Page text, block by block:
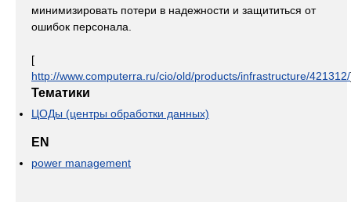
минимизировать потери в надежности и защититься от
ошибок персонала.
[
http://www.computerra.ru/cio/old/products/infrastructure/421312/
Тематики
ЦОДы (центры обработки данных)
EN
power management